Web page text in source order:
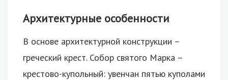
Архитектурные особенности
В основе архитектурной конструкции –
греческий крест. Собор святого Марка –
крестово-купольный: увенчан пятью куполами